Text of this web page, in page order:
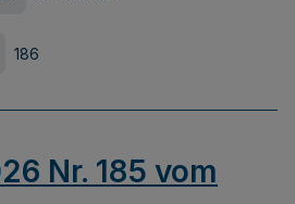
186
Nr. 185 vom